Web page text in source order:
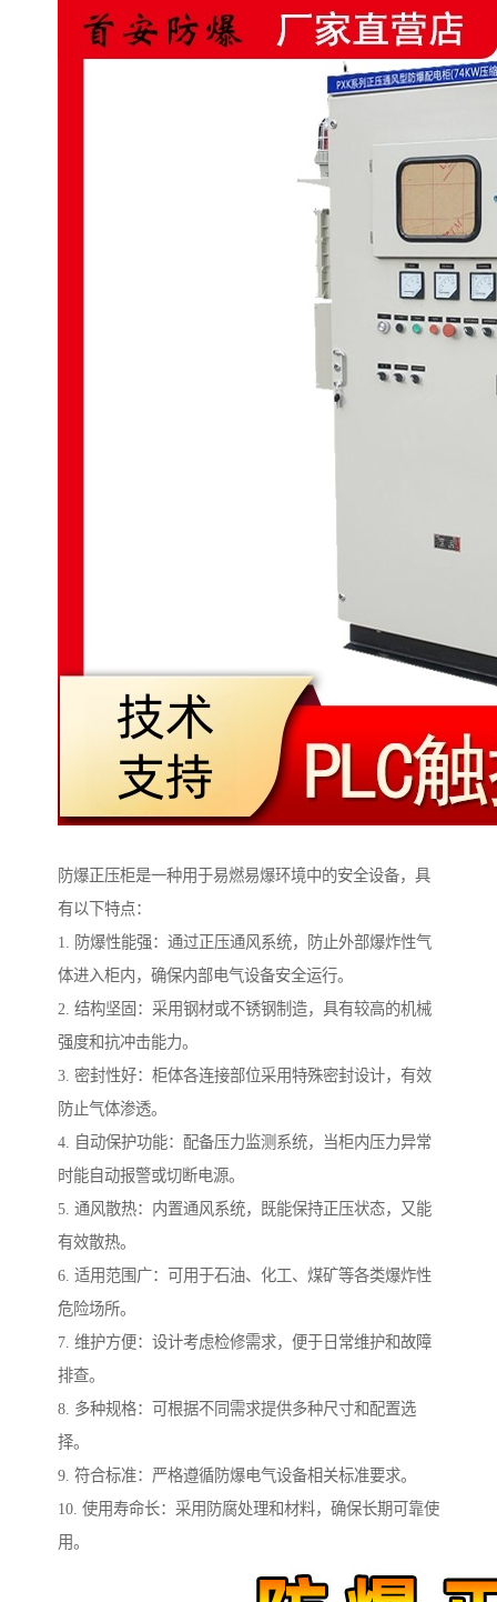
防爆正压柜是一种用于易燃易爆环境中的安全设备，具
有以下特点：
1. 防爆性能强：通过正压通风系统，防止外部爆炸性气
体进入柜内，确保内部电气设备安全运行。
2. 结构坚固：采用钢材或不锈钢制造，具有较高的机械
强度和抗冲击能力。
3. 密封性好：柜体各连接部位采用特殊密封设计，有效
防止气体渗透。
4. 自动保护功能：配备压力监测系统，当柜内压力异常
时能自动报警或切断电源。
5. 通风散热：内置通风系统，既能保持正压状态，又能
有效散热。
6. 适用范围广：可用于石油、化工、煤矿等各类爆炸性
危险场所。
7. 维护方便：设计考虑检修需求，便于日常维护和故障
排查。
8. 多种规格：可根据不同需求提供多种尺寸和配置选
择。
9. 符合标准：严格遵循防爆电气设备相关标准要求。
10. 使用寿命长：采用防腐处理和材料，确保长期可靠使
用。